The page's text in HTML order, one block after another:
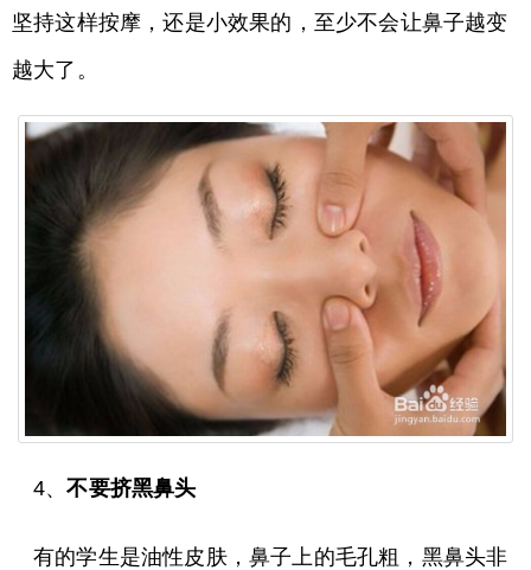
坚持这样按摩，还是小效果的，至少不会让鼻子越变
越大了。
4、不要挤黑鼻头
有的学生是油性皮肤，鼻子上的毛孔粗，黑鼻头非